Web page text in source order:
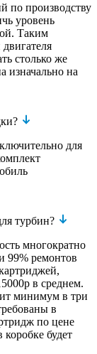
по производству
уровень
Таким
столько же
изначально на
для
турбин?
многократно
99% ремонтов
в среднем.
минимум в три
в
по цене
будет